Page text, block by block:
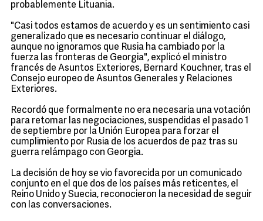
probablemente Lituania.
"Casi todos estamos de acuerdo y es un sentimiento casi
generalizado que es necesario continuar el diálogo,
aunque no ignoramos que Rusia ha cambiado por la
fuerza las fronteras de Georgia", explicó el ministro
francés de Asuntos Exteriores, Bernard Kouchner, tras el
Consejo europeo de Asuntos Generales y Relaciones
Exteriores.
Recordó que formalmente no era necesaria una votación
para retomar las negociaciones, suspendidas el pasado 1
de septiembre por la Unión Europea para forzar el
cumplimiento por Rusia de los acuerdos de paz tras su
guerra relámpago con Georgia.
La decisión de hoy se vio favorecida por un comunicado
conjunto en el que dos de los países más reticentes, el
Reino Unido y Suecia, reconocieron la necesidad de seguir
con las conversaciones.